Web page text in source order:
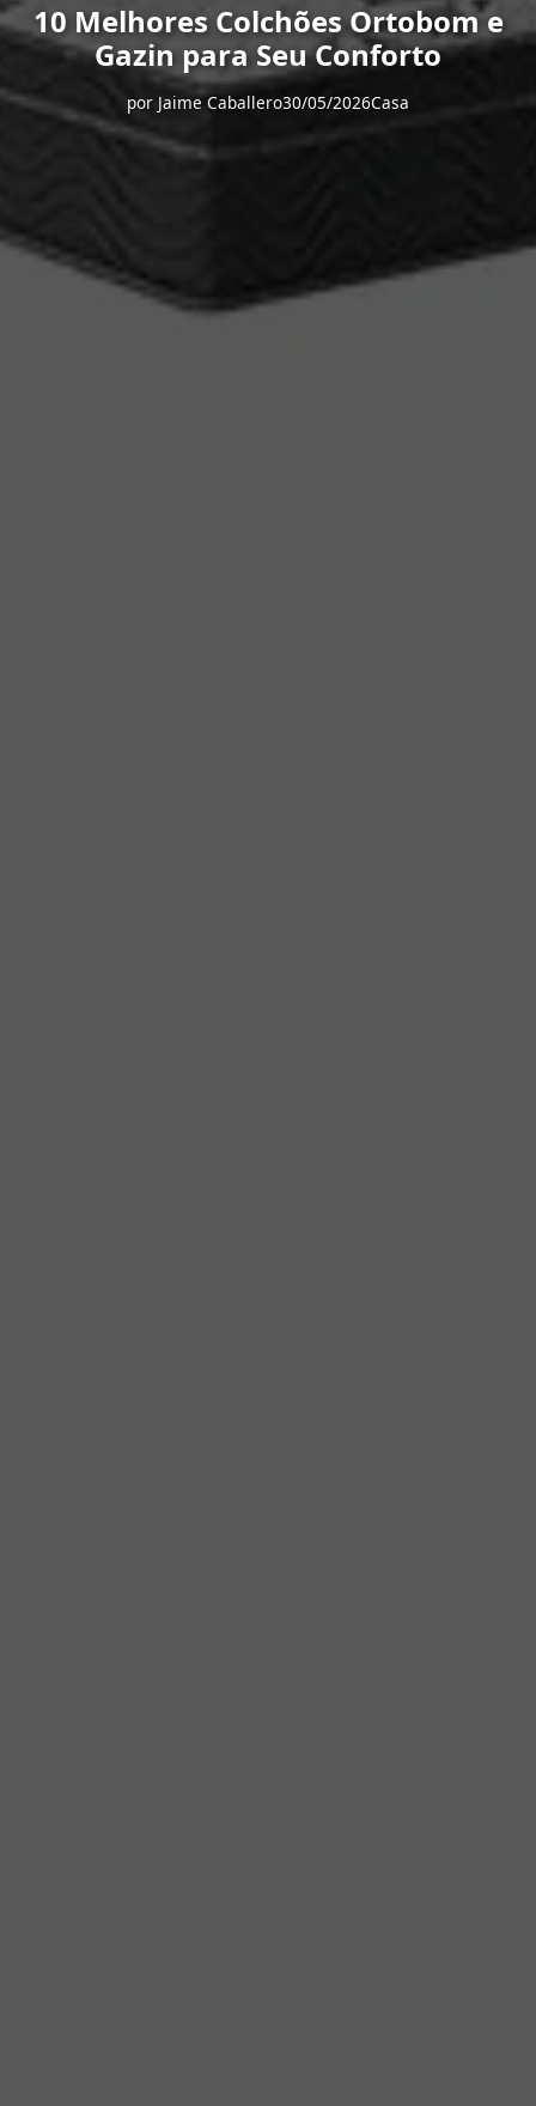
10 Melhores Colchões Ortobom e
Gazin para Seu Conforto
por Jaime Caballero30/05/2026Casa